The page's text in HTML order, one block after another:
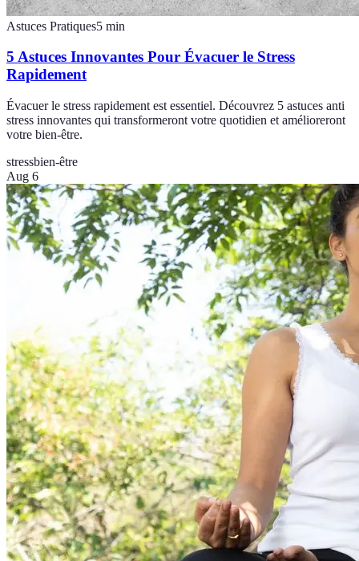
Astuces Pratiques5 min
5 Astuces Innovantes Pour Évacuer le Stress
Rapidement
Évacuer le stress rapidement est essentiel. Découvrez 5 astuces anti
stress innovantes qui transformeront votre quotidien et amélioreront
votre bien-être.
stressbien-être
Aug 6